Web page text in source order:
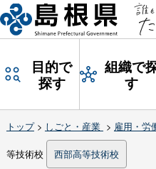
目的で
探す
組織で
す
トップ> しごと・産業 > 雇用・労
等技術校 西部高等技術校